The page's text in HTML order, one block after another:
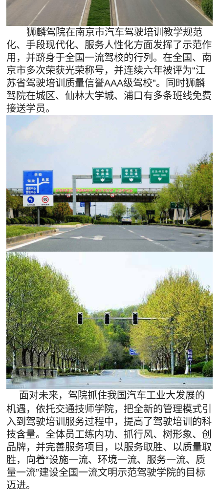
狮麟驾院在南京市汽车驾驶培训教学规范
化、手段现代化、服务人性化方面发挥了示范作
用，并跻身于全国一流驾校的行列。在全国、南
京市多次荣获光荣称号，并连续六年被评为“江
苏省驾驶培训质量信誉AAA级驾校”。同时狮麟
驾院在城区、仙林大学城、浦口有多条班线免费
接送学员。
面对未来，驾院抓住我国汽车工业大发展的
机遇，依托交通技师学院，把全新的管理模式引
入到驾驶培训服务过程中，提高了驾驶培训的科
技含量。全体员工练内功、抓行风、树形象、创
品牌，并完善服务项目，以服务取胜、以质量取
胜，向着“设施一流、环境一流、服务一流、质
量一流”建设全国一流文明示范驾驶学院的目标
迈进。